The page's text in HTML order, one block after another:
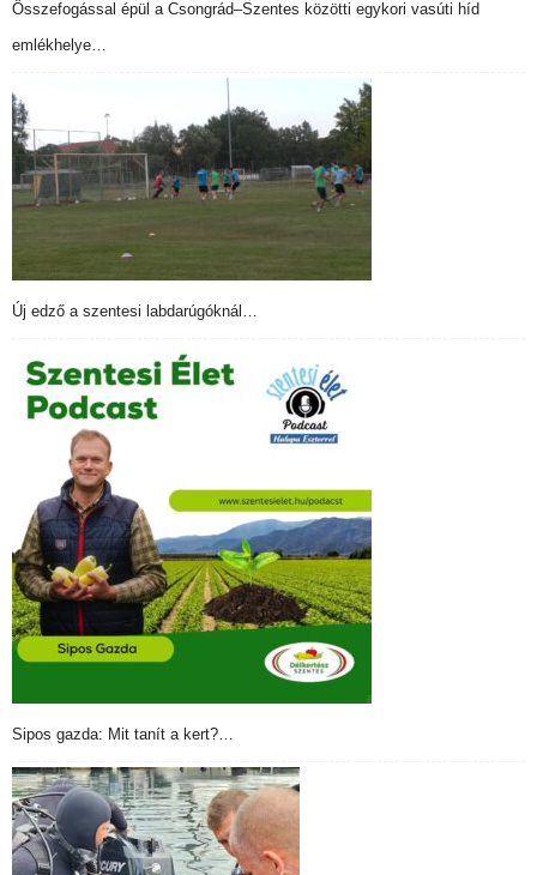
Összefogással épül a Csongrád–Szentes közötti egykori vasúti híd
emlékhelye…
Új edző a szentesi labdarúgóknál…
Sipos gazda: Mit tanít a kert?…